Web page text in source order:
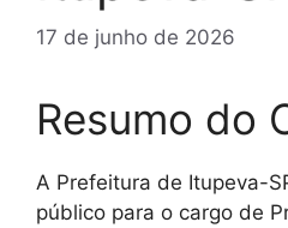
17 de junho de 2026
Resumo do
A Prefeitura de Itupeva-
público para o cargo de